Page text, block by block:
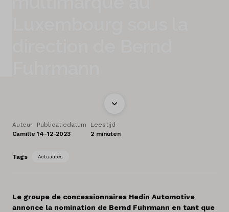
Auteur
Camille
Publicatiedatum
14-12-2023
Leestijd
2 minuten
Tags Actualités
Le groupe de concessionnaires Hedin Automotive
annonce la nomination de Bernd Fuhrmann en tant que